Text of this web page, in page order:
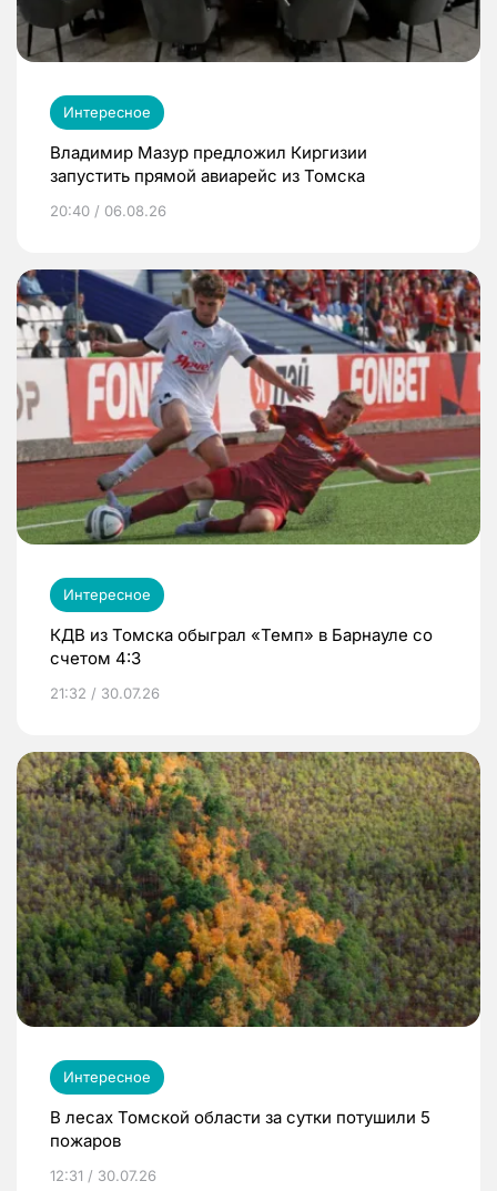
Интересное
Владимир Мазур предложил Киргизии
запустить прямой авиарейс из Томска
20:40 / 06.08.26
Интересное
КДВ из Томска обыграл «Темп» в Барнауле со
счетом 4:3
21:32 / 30.07.26
Интересное
В лесах Томской области за сутки потушили 5
пожаров
12:31 / 30.07.26